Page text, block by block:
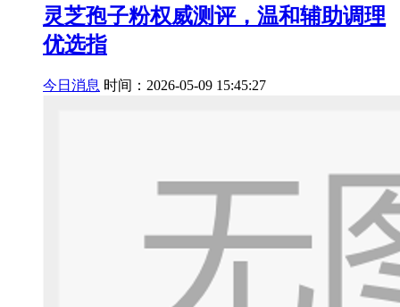
灵芝孢子粉权威测评，温和辅助调理
优选指
今日消息 时间：2026-05-09 15:45:27